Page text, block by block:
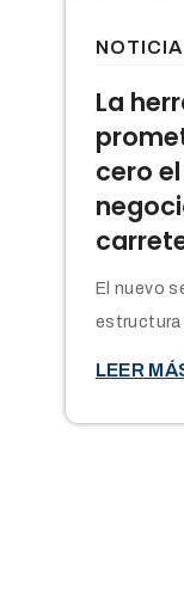
La
cero
El nuevo
estructura
LEER